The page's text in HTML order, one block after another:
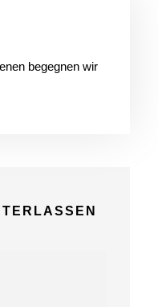
begegnen wir